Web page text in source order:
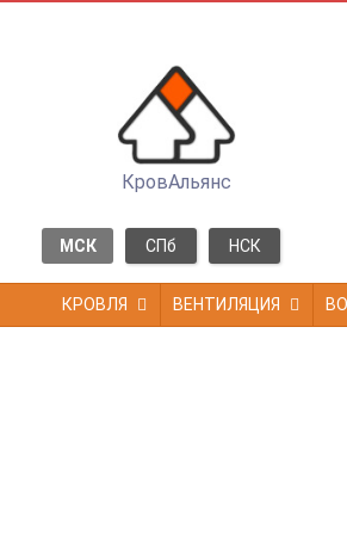
КровАльянс
МСК СПб НСК
КРОВЛЯ ВЕНТИЛЯЦИЯ